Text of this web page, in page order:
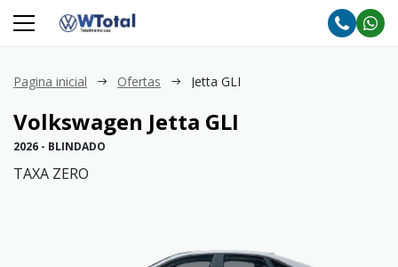
Pagina inicial Ofertas Jetta GLI
Volkswagen Jetta GLI
2026 - BLINDADO
TAXA ZERO